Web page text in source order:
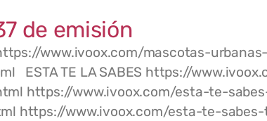
de emisión
https://www.ivoox.com/mascotas-
ESTA TE LA SABES https://
https://www.ivoox.com/esta-te-
https://www.ivoox.com/esta-te-